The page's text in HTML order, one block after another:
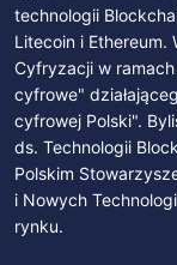
technologii
Litecoin i Ethereum.
Cyfryzacji w
cyfrowe"
cyfrowej Polski".
ds. Technologii
Polskim
i Nowych
rynku.